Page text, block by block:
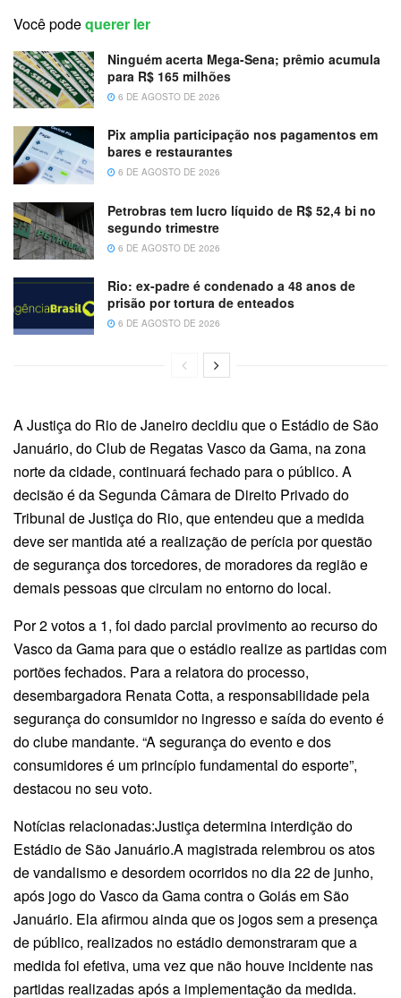
Você podequerer ler
Ninguém acerta Mega-Sena; prêmio acumula
para R$ 165 milhões
6 DE AGOSTO DE 2026
Pix amplia participação nos pagamentos em
bares e restaurantes
6 DE AGOSTO DE 2026
Petrobras tem lucro líquido de R$ 52,4 bi no
segundo trimestre
6 DE AGOSTO DE 2026
Rio: ex-padre é condenado a 48 anos de
prisão por tortura de enteados
6 DE AGOSTO DE 2026
A Justiça do Rio de Janeiro decidiu que o Estádio de São
Januário, do Club de Regatas Vasco da Gama, na zona
norte da cidade, continuará fechado para o público. A
decisão é da Segunda Câmara de Direito Privado do
Tribunal de Justiça do Rio, que entendeu que a medida
deve ser mantida até a realização de perícia por questão
de segurança dos torcedores, de moradores da região e
demais pessoas que circulam no entorno do local.
Por 2 votos a 1, foi dado parcial provimento ao recurso do
Vasco da Gama para que o estádio realize as partidas com
portões fechados. Para a relatora do processo,
desembargadora Renata Cotta, a responsabilidade pela
segurança do consumidor no ingresso e saída do evento é
do clube mandante. “A segurança do evento e dos
consumidores é um princípio fundamental do esporte”,
destacou no seu voto.
Notícias relacionadas:Justiça determina interdição do
Estádio de São Januário.A magistrada relembrou os atos
de vandalismo e desordem ocorridos no dia 22 de junho,
após jogo do Vasco da Gama contra o Goiás em São
Januário. Ela afirmou ainda que os jogos sem a presença
de público, realizados no estádio demonstraram que a
medida foi efetiva, uma vez que não houve incidente nas
partidas realizadas após a implementação da medida.